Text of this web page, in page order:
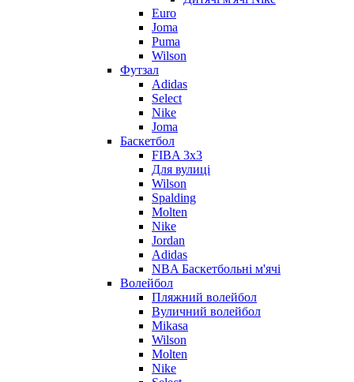
Euro
Joma
Puma
Wilson
Футзал
Adidas
Select
Nike
Joma
Баскетбол
FIBA 3x3
Для вулиці
Wilson
Spalding
Molten
Nike
Jordan
Adidas
NBA Баскетбольні м'ячі
Волейбол
Пляжний волейбол
Вуличний волейбол
Mikasa
Wilson
Molten
Nike